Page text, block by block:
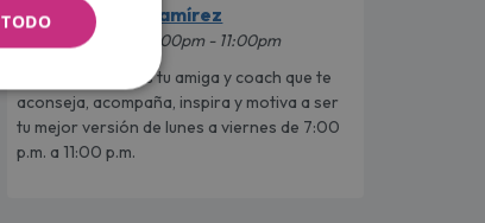
Ramírez
7:00pm - 11:00pm
Blanca Ramírez es tu amiga y coach que te
aconseja, acompaña, inspira y motiva a ser
tu mejor versión de lunes a viernes de 7:00
p.m. a 11:00 p.m.